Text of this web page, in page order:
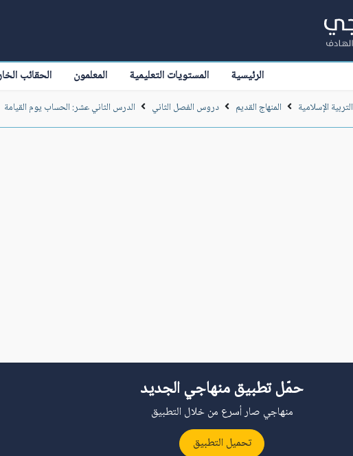
الرئيسية المستويات التعليمية المعلمون الحقائب
التربية الإسلامية المنهاج القديم دروس الفصل الثاني الدرس الثاني عشر: الحساب يوم القيامة
حمّل تطبيق منهاجي الجديد
منهاجي صار أسرع من خلال التطبيق
تحميل التطبيق